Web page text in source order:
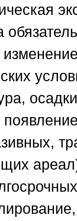
изменение